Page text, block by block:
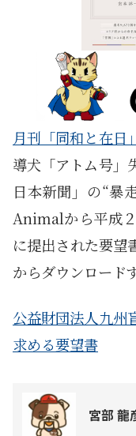
月刊「同和と在日
導犬「アトム号
日本新聞」の“暴
Animalから平成
に提出された要望
からダウンロード
公益財団法人九州
求める要望書
宮部 龍